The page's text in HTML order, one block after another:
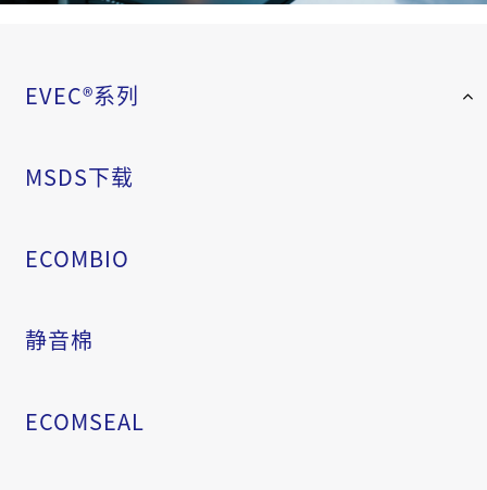
EVEC®系列
MSDS下载
ECOMBIO
静音棉
ECOMSEAL